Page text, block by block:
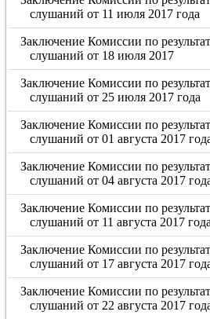
слушаний от 11 июля 2017 года
Заключение Комиссии по
слушаний от 18 июля 2017
Заключение Комиссии по
слушаний от 25 июля 2017 года
Заключение Комиссии по
слушаний от 01 августа 2017
Заключение Комиссии по
слушаний от 04 августа 2017
Заключение Комиссии по
слушаний от 11 августа 2017 года
Заключение Комиссии по
слушаний от 17 августа 2017
Заключение Комиссии по
слушаний от 22 августа 2017